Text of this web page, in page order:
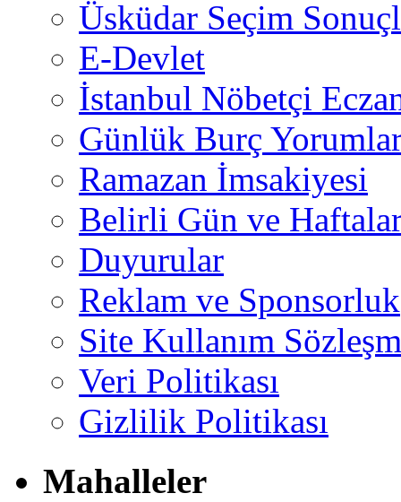
Üsküdar Seçim
E-Devlet
İstanbul Nöbetçi
Günlük Burç
Ramazan İmsakiyesi
Belirli Gün ve
Duyurular
Reklam ve Sponsorluk
Site Kullanım
Veri Politikası
Gizlilik Politikası
Mahalleler